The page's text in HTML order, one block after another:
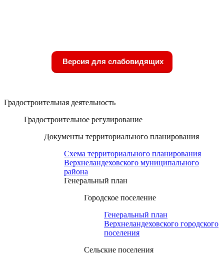
Версия для слабовидящих
Градостроительная деятельность
Градостроительное регулирование
Документы территориального планирования
Схема территориального планирования
Верхнеландеховского муниципального
района
Генеральный план
Городское поселение
Генеральный план
Верхнеландеховского городского
поселения
Сельские поселения